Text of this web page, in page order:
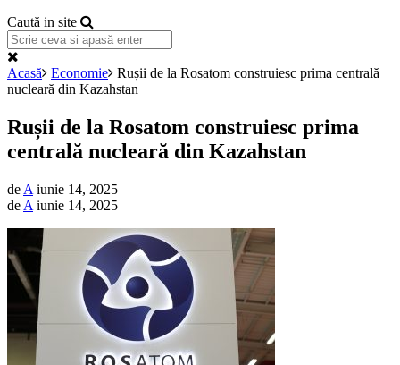
Caută in site
Acasă Economie Rușii de la Rosatom construiesc prima centrală
nucleară din Kazahstan
Rușii de la Rosatom construiesc prima
centrală nucleară din Kazahstan
de A iunie 14, 2025
de A iunie 14, 2025